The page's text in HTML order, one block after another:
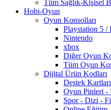
Tüm Sağlık-Kişisel
Hobi-Oyun
Oyun Konsolları
Playstation 5 /
Nintendo
xbox
Diğer Oyun
Tüm Oyun
Dijital Ürün Kodları
Destek Kartları
Oyun Pinleri -
Spor - Dizi -